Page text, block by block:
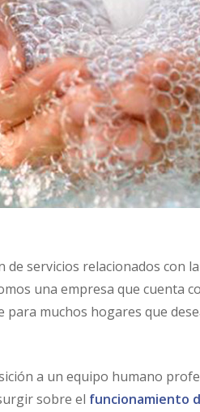
de servicios relacionados con la
una empresa que cuenta
muchos hogares que
a un equipo humano
sobre el funcionamiento